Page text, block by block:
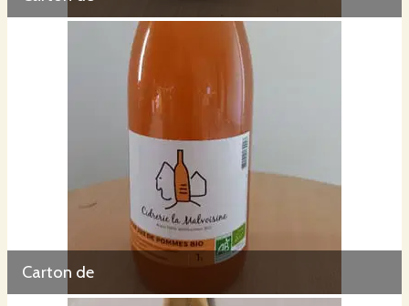
Carton de